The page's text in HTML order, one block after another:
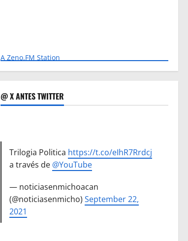
A Zeno.FM Station
@ X ANTES TWITTER
Trilogia Politica https://t.co/eIhR7Rrdcj
a través de @YouTube
— noticiasenmichoacan
(@noticiasenmicho)September 22,
2021